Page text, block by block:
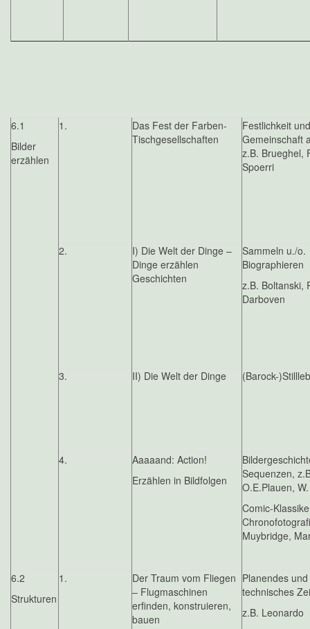
6.1
Bilder
erzählen
1.
Das Fest der Farben-
Tischgesellschaften
Festlichkeit und
Gemeinschaft
z.B. Brueghel,
Spoerri
2.
I) Die Welt der Dinge –
Dinge erzählen
Geschichten
Sammeln u./o.
Biographieren
z.B. Boltanski,
Darboven
3. II) Die Welt der Dinge (Barock-
4.
Aaaaand: Action!
Erzählen in Bildfolgen
Sequenzen,
O.E.Plauen,
Comic-
Muybridge,
6.2
Strukturen
1.
Der Traum vom Fliegen
– Flugmaschinen
erfinden, konstruieren,
bauen
Planendes und
technisches
z.B. Leonardo